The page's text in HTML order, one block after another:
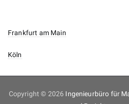
Frankfurt am Main
Köln
Copyright © 2026 Ingenieurbüro für